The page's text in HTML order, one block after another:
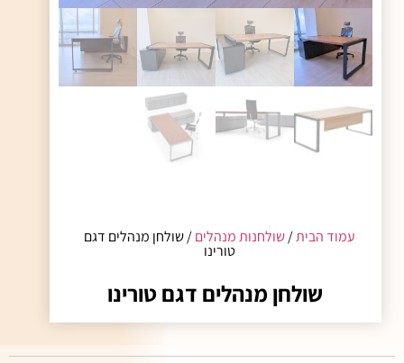
עמוד הבית/שולחנות מנהלים/ שולחן מנהלים דגם
טורינו
שולחן מנהלים דגם טורינו